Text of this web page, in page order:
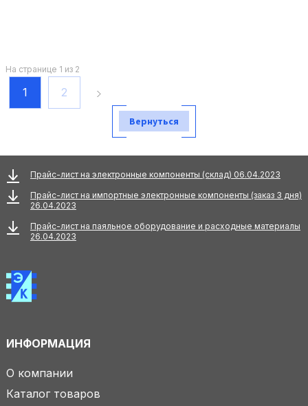
На странице 1 из 2
1 2
Вернуться
Прайс-лист на электронные компоненты (склад) 06.04.2023
Прайс-лист на импортные электронные компоненты (заказ 3 дня)
26.04.2023
Прайс-лист на паяльное оборудование и расходные материалы
26.04.2023
ИНФОРМАЦИЯ
О компании
Каталог товаров